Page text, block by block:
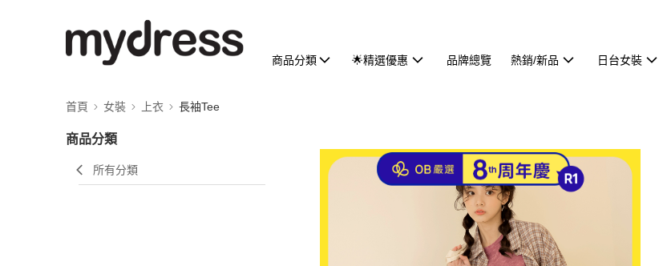
商品分類 🌟精選優惠 品牌總覽 熱銷/新品 日台女裝
首頁 女裝 上衣 長袖Tee
商品分類
所有分類